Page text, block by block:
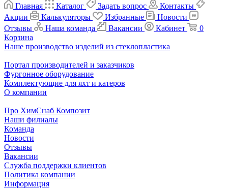
Главная Каталог Задать вопрос
Контакты
Акции
Калькуляторы Избранные
Новости
Отзывы
Наша команда Вакансии Кабинет
0
Корзина
Наше производство изделий из стеклопластика
Портал производителей и заказчиков
Фургонное оборудование
Комплектующие для яхт и катеров
О компании
Про ХимСнаб Композит
Наши филиалы
Команда
Новости
Отзывы
Вакансии
Служба поддержки клиентов
Политика компании
Информация